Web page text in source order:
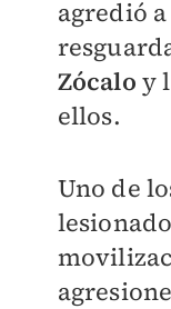
agredió
Zócalo y
ellos.
Uno de